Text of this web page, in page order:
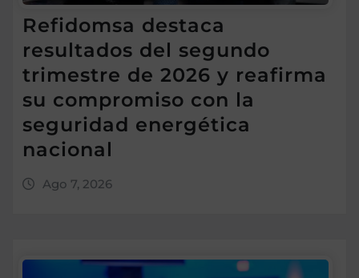
Refidomsa destaca
resultados del segundo
trimestre de 2026 y reafirma
su compromiso con la
seguridad energética
nacional
Ago 7, 2026